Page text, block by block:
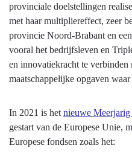
naar
navigatie
Europese
programma’s
provinciale doelstellingen
met haar multipliereffect, zeer
provincie Noord-Brabant en
vooral het bedrijfsleven en
en innovatiekracht te verbinden
maatschappelijke opgaven
In 2021 is het nieuwe
gestart van de Europese Unie,
Europese fondsen zoals het: